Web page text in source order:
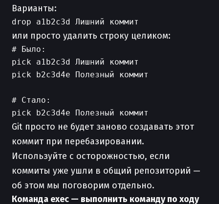
Варианты:
или просто удалить строку целиком:
# Было:
pick a1b2c3d Лишний коммит
pick b2c3d4e Полезный коммит
# Стало:
Git просто не будет заново создавать этот
коммит при перебазировании.
Используйте с осторожностью, если
коммиты уже ушли в общий репозиторий —
об этом мы поговорим отдельно.
Команда exec — выполнить команду по ходу